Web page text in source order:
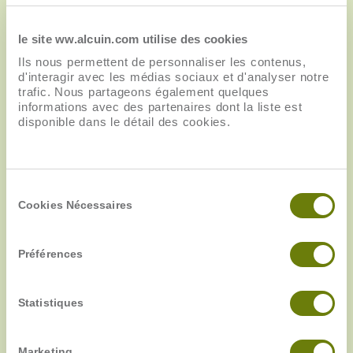
le site ww.alcuin.com utilise des cookies
Ils nous permettent de personnaliser les contenus,
d'interagir avec les médias sociaux et d'analyser notre
trafic. Nous partageons également quelques
informations avec des partenaires dont la liste est
disponible dans le détail des cookies.
duCookies Nécessaires
Préférences
Statistiques
Effectifs mini et max
véhicules…